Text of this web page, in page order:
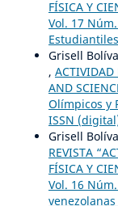
FÍSICA Y
Vol. 17
Grisell
, ACTIVIDAD
AND
Olímpicos y
ISSN
Grisell
REVISTA
FÍSICA Y
Vol. 16